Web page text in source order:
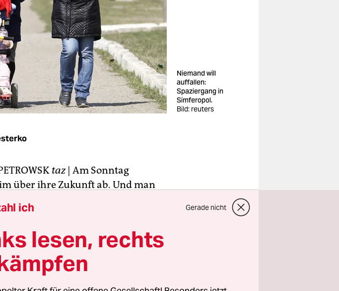
Niemand will
auffallen:
Spaziergang in
Simferopol.
Bild: reuters
taz | Am Sonntag
über ihre Zukunft ab. Und man
mehr mit EC-Karte bezahlen.
Die Preise für Lebensmittel und
keine fremden Währungen
auf die Krim bleiben an der
das Gepäck von jedem,
betritt.
ich Gerade nicht
lesen, rechts